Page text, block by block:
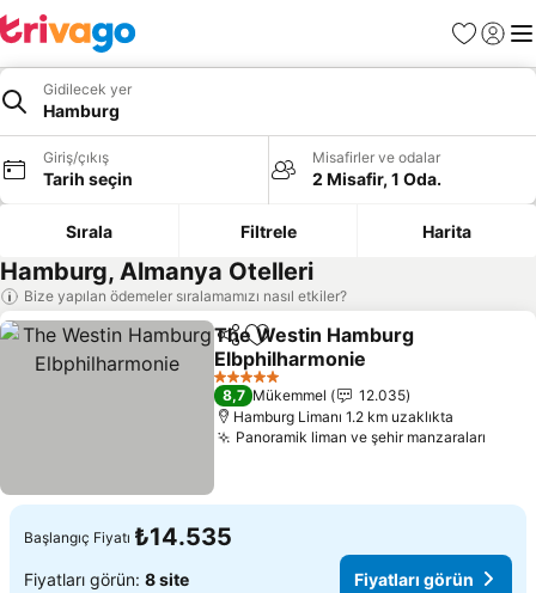
Favoriler
Giriş
Gidilecek yer
Hamburg
Giriş/çıkış
Tarih seçin
Misafirler ve odalar
2 Misafir, 1 Oda.
Sırala Filtrele Harita
Hamburg, Almanya Otelleri
Bize yapılan ödemeler sıralamamızı nasıl etkiler?
PaylaşFavorilerime ekle
The Westin Hamburg
Elbphilharmonie
5 Yıldız
8,7 Mükemmel
12.035
Hamburg Limanı 1.2 km uzaklıkta
Panoramik liman ve şehir manzaraları
Başlangıç Fiyatı ₺14.535
Fiyatları görün: 8 site Fiyatları görün